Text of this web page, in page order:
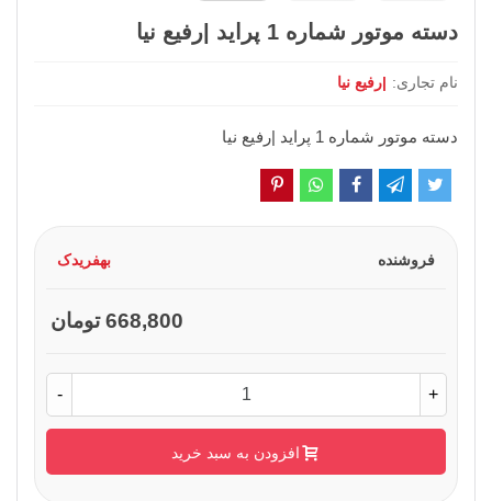
دسته موتور شماره 1 پراید |رفیع نیا
نام تجاری: |رفیع نیا
دسته موتور شماره 1 پراید |رفیع نیا
فروشنده بهفریدک
668,800 تومان
- +
افزودن به سبد خرید